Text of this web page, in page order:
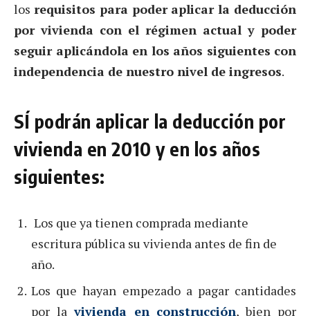
los requisitos para poder aplicar la deducción
por vivienda con el régimen actual y poder
seguir aplicándola en los años siguientes con
independencia de nuestro nivel de ingresos.
SÍ podrán aplicar la deducción por
vivienda en 2010 y en los años
siguientes:
Los que ya tienen comprada mediante
escritura pública su vivienda antes de fin de
año.
Los que hayan empezado a pagar cantidades
por lavivienda en construcción, bien por